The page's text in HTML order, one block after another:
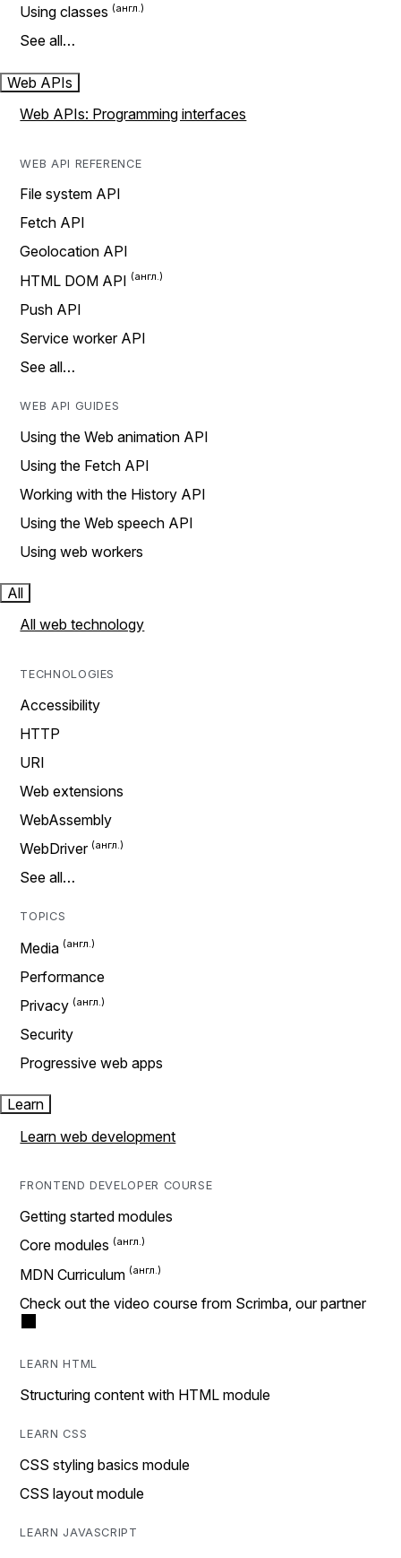
Using classes
See all…
Web APIs
Web APIs: Programming interfaces
WEB API REFERENCE
File system API
Fetch API
Geolocation API
HTML DOM API
Push API
Service worker API
See all…
WEB API GUIDES
Using the Web animation API
Using the Fetch API
Working with the History API
Using the Web speech API
Using web workers
All
All web technology
TECHNOLOGIES
Accessibility
HTTP
URI
Web extensions
WebAssembly
WebDriver
See all…
TOPICS
Media
Performance
Privacy
Security
Progressive web apps
Learn
Learn web development
FRONTEND DEVELOPER COURSE
Getting started modules
Core modules
MDN Curriculum
Check out the video course from Scrimba, our partner
LEARN HTML
Structuring content with HTML module
LEARN CSS
CSS styling basics module
CSS layout module
LEARN JAVASCRIPT